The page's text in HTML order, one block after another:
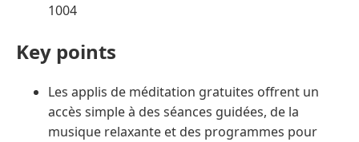
1004
Key points
Les applis de méditation gratuites offrent un
accès simple à des séances guidées, de la
musique relaxante et des programmes pour